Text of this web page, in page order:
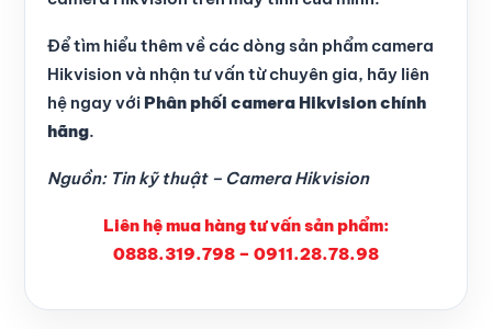
Để tìm hiểu thêm về các dòng sản phẩm camera
Hikvision và nhận tư vấn từ chuyên gia, hãy liên
hệ ngay với Phân phối camera Hikvision chính
hãng.
Nguồn: Tin kỹ thuật – Camera Hikvision
Liên hệ mua hàng tư vấn sản phẩm:
0888.319.798 – 0911.28.78.98